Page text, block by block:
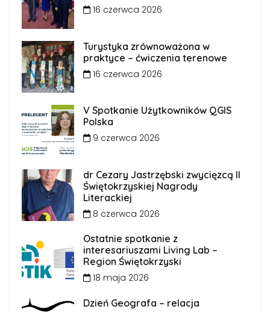
16 czerwca 2026
Turystyka zrównoważona w
praktyce – ćwiczenia terenowe
16 czerwca 2026
V Spotkanie Użytkowników QGIS
Polska
9 czerwca 2026
dr Cezary Jastrzębski zwycięzcą II
Świętokrzyskiej Nagrody
Literackiej
8 czerwca 2026
Ostatnie spotkanie z
interesariuszami Living Lab –
Region Świętokrzyski
18 maja 2026
Dzień Geografa – relacja